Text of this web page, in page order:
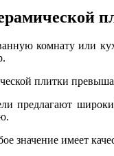
комнату или
плитки
предлагают
значение имеет